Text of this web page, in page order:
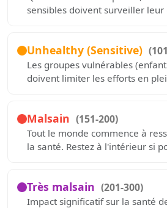
sensibles doivent surveiller leur
Unhealthy (Sensitive)
Les groupes vulnérables
doivent limiter les efforts en
Malsain (151-200)
Tout le monde commence à
la santé. Restez à l'intérieur si
Très malsain (201-300)
Impact significatif sur la santé